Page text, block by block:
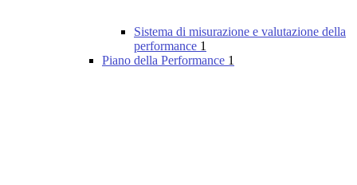
Sistema di misurazione e valutazione della
performance 1
Piano della Performance 1